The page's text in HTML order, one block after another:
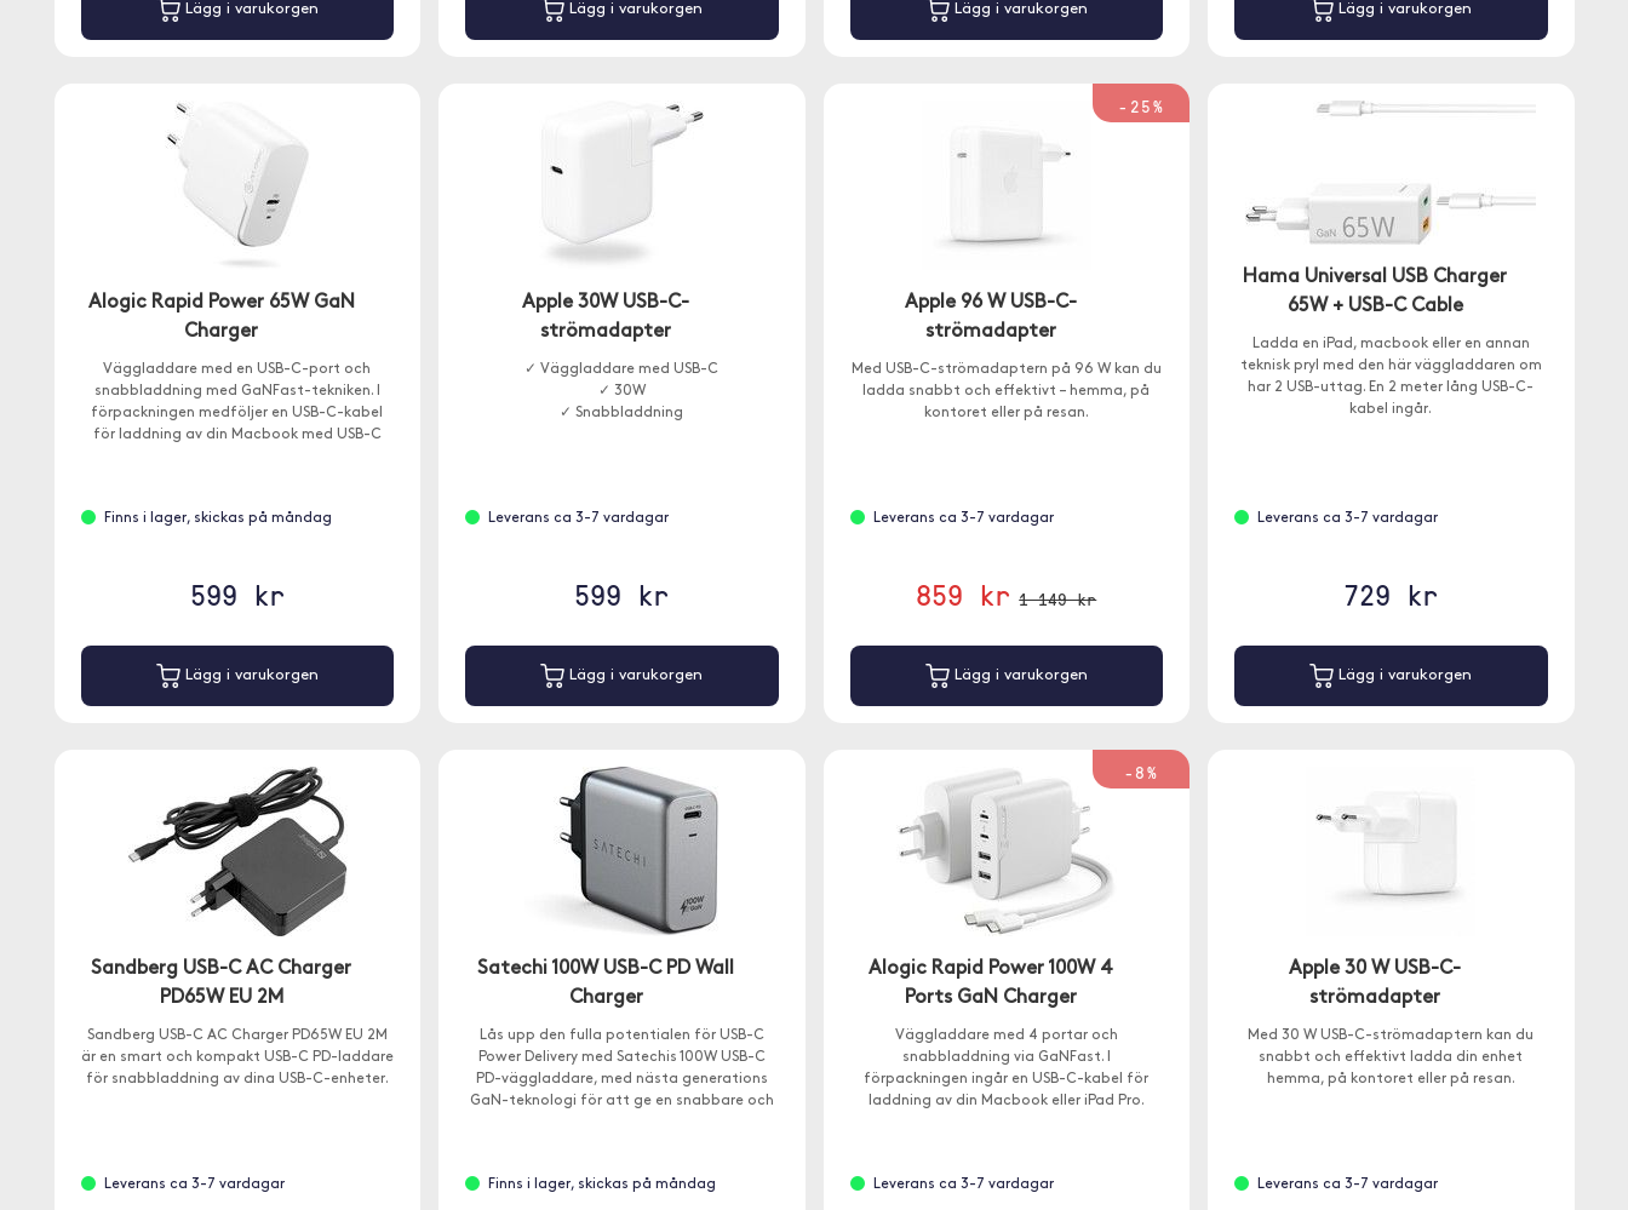
Lägg i varukorgen Lägg i varukorgen Lägg i varukorgen Lägg i varukorgen
Alogic Rapid Power 65W GaN
Charger
Väggladdare med en USB-C-port och
snabbladdning med GaNFast-tekniken. I
förpackningen medföljer en USB-C-kabel
för laddning av din Macbook med USB-C
Finns i lager, skickas på måndag
599 kr
Lägg i varukorgen
Apple 30W USB-C-
strömadapter
✓ Väggladdare med USB-C
✓ 30W
✓ Snabbladdning
Leverans ca 3-7 vardagar
599 kr
Lägg i varukorgen
-25%
Apple 96 W USB-C-
strömadapter
Med USB-C-strömadaptern på 96 W kan du
ladda snabbt och effektivt – hemma, på
kontoret eller på resan.
Leverans ca 3-7 vardagar
859 kr 1 149 kr
Lägg i varukorgen
Hama Universal USB Charger
65W + USB-C Cable
Ladda en iPad, macbook eller en annan
teknisk pryl med den här väggladdaren om
har 2 USB-uttag. En 2 meter lång USB-C-
kabel ingår.
Leverans ca 3-7 vardagar
729 kr
Lägg i varukorgen
Sandberg USB-C AC Charger
PD65W EU 2M
Sandberg USB-C AC Charger PD65W EU 2M
är en smart och kompakt USB-C PD-laddare
för snabbladdning av dina USB-C-enheter.
Leverans ca 3-7 vardagar
Satechi 100W USB-C PD Wall
Charger
Lås upp den fulla potentialen för USB-C
Power Delivery med Satechis 100W USB-C
PD-väggladdare, med nästa generations
GaN-teknologi för att ge en snabbare och
Finns i lager, skickas på måndag
-8%
Alogic Rapid Power 100W 4
Ports GaN Charger
Väggladdare med 4 portar och
snabbladdning via GaNFast. I
förpackningen ingår en USB-C-kabel för
laddning av din Macbook eller iPad Pro.
Leverans ca 3-7 vardagar
Apple 30 W USB-C-
strömadapter
Med 30 W USB-C-strömadaptern kan du
snabbt och effektivt ladda din enhet
hemma, på kontoret eller på resan.
Leverans ca 3-7 vardagar